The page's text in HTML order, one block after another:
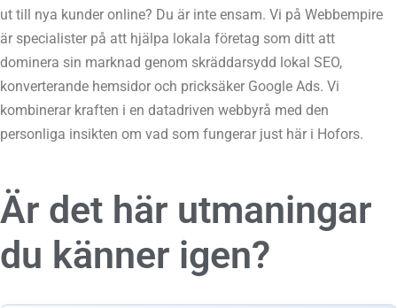
ut till nya kunder online? Du är inte ensam. Vi på Webbempire
är specialister på att hjälpa lokala företag som ditt att
dominera sin marknad genom skräddarsydd lokal SEO,
konverterande hemsidor och pricksäker Google Ads. Vi
kombinerar kraften i en datadriven webbyrå med den
personliga insikten om vad som fungerar just här i Hofors.
Är det här utmaningar
du känner igen?